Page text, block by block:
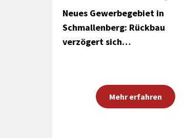
Neues Gewerbegebiet in
Schmallenberg: Rückbau
verzögert sich…
Mehr erfahren